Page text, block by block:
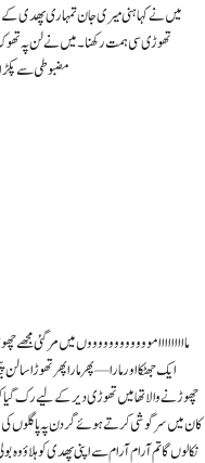
میں نے کہا ہنی میری جان تمہاری پھدی کے
تھوڑی سی ہمت رکھنا ۔ میں نے لن پہ
مضبوطی سے
مااااااااامووووووووووووں میں مر گئی مجھے
ایک جھٹکا اور مارا – – پھر مارا پھر تھوڑا
چھوڑنے والا تھا میں تھوڑی دیر کے لیے رک
کان میں سرگوشی کرتے ہوئے گردن پہ پاگلوں کی
نکالوں گا تم آرام آرام سے اپنی پھدی کو ہلاؤ